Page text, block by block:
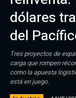
dólares
del
Tres proyectos de
carga que rompen
como la apuesta
está en juego.